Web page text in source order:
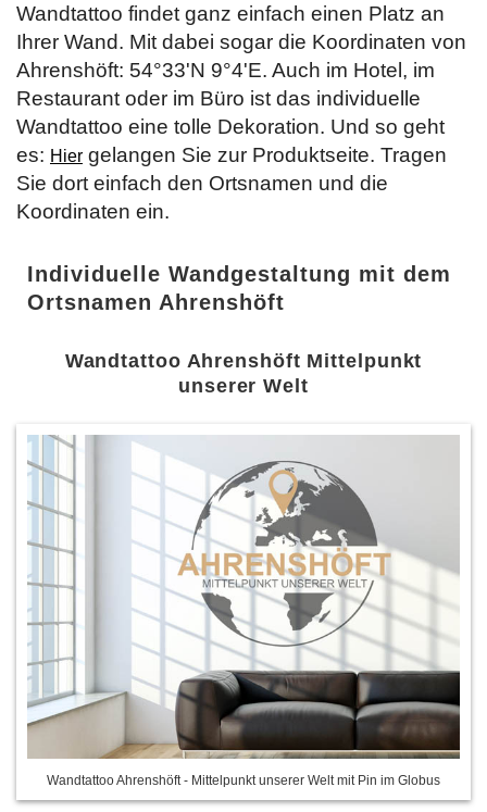
Wandtattoo findet ganz einfach einen Platz an
Ihrer Wand. Mit dabei sogar die Koordinaten von
Ahrenshöft: 54°33'N 9°4'E. Auch im Hotel, im
Restaurant oder im Büro ist das individuelle
Wandtattoo eine tolle Dekoration. Und so geht
es: Hier gelangen Sie zur Produktseite. Tragen
Sie dort einfach den Ortsnamen und die
Koordinaten ein.
Individuelle Wandgestaltung mit dem
Ortsnamen Ahrenshöft
Wandtattoo Ahrenshöft Mittelpunkt
unserer Welt
Wandtattoo Ahrenshöft - Mittelpunkt unserer Welt mit Pin im Globus